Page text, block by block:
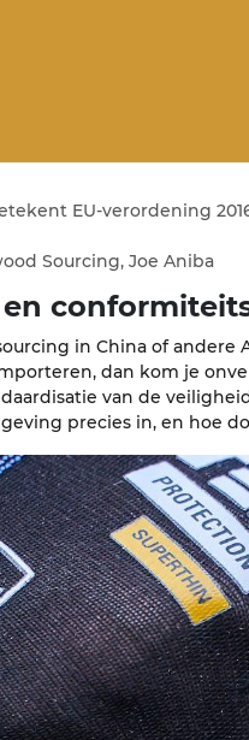
EU-verordening
Sourcing, Joe Aniba
in China of andere
dan kom je
van de
precies in, en hoe